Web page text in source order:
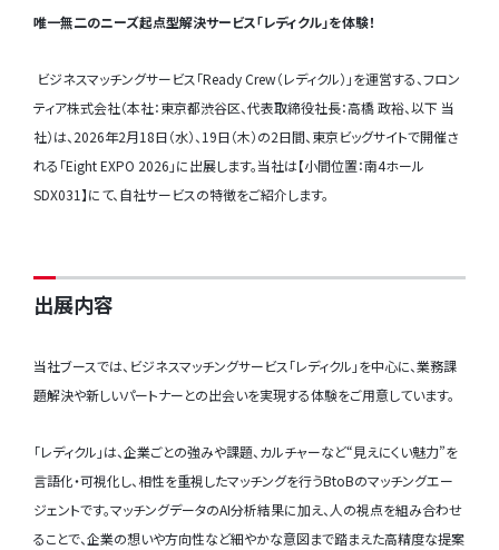
唯一無二のニーズ起点型解決サービス「レディクル」を体験！
ビジネスマッチングサービス「Ready Crew（レディクル）」を運営する、フロン
ティア株式会社（本社：東京都渋谷区、代表取締役社長：高橋 政裕、以下 当
社）は、2026年2月18日（水）、19日（木）の2日間、東京ビッグサイトで開催さ
れる「Eight EXPO 2026」に出展します。当社は【小間位置：南4ホール
SDX031】にて、自社サービスの特徴をご紹介します。
出展内容
当社ブースでは、ビジネスマッチングサービス「レディクル」を中心に、業務課
題解決や新しいパートナーとの出会いを実現する体験をご用意しています。
「レディクル」は、企業ごとの強みや課題、カルチャーなど“見えにくい魅力”を
言語化・可視化し、相性を重視したマッチングを行うBtoBのマッチングエー
ジェントです。マッチングデータのAI分析結果に加え、人の視点を組み合わせ
ることで、企業の想いや方向性など細やかな意図まで踏まえた高精度な提案